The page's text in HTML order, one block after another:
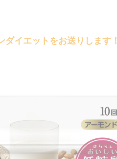
ダイエット をお送りします！